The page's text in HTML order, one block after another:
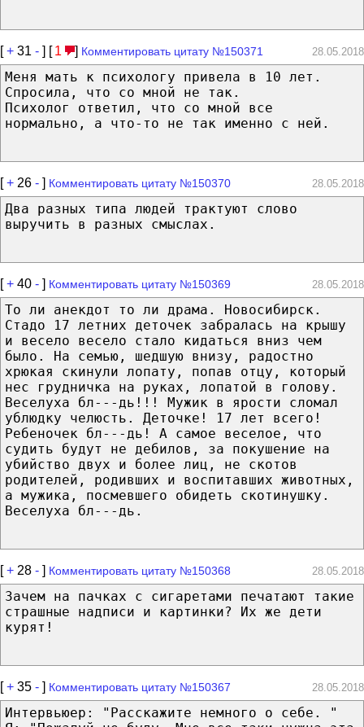
[+ 31 - ] [ 1 ] Комментировать цитату №150371 28.05.2018
Меня мать к психологу привела в 10 лет.
Спросила, что со мной не так.
Психолог ответил, что со мной все
нормально, а что-то не так именно с ней.
[+ 26 - ] Комментировать цитату №150370 28.05.2018
Два разных типа людей трактуют слово
выручить в разных смыслах.
[+ 40 - ] Комментировать цитату №150369 28.05.2018
То ли анекдот то ли драма. Новосибирск.
Стадо 17 летних деточек забралась на крышу
и весело весело стало кидаться вниз чем
было. На семью, шедшую внизу, радостно
хрюкая скинули лопату, попав отцу, который
нес грудничка на руках, лопатой в голову.
Веселуха бл---дь!!! Мужик в ярости сломал
ублюдку челюсть. Деточке! 17 лет всего!
Ребеночек бл---дь! А самое веселое, что
судить будут не дебилов, за покушение на
убийство двух и более лиц, не скотов
родителей, родивших и воспитавших животных,
а мужика, посмевшего обидеть скотинушку.
Веселуха бл---дь.
[+ 28 - ] Комментировать цитату №150368 28.05.2018
Зачем на пачках с сигаретами печатают такие
страшные надписи и картинки? Их же дети
курят!
[+ 35 - ] Комментировать цитату №150367 28.05.2018
Интервьюер: "Расскажите немного о себе. "